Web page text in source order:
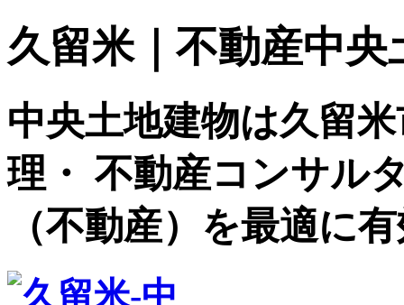
久留米｜不動産中
中央土地建物は久留
理・ 不動産コンサル
（不動産）を最適に